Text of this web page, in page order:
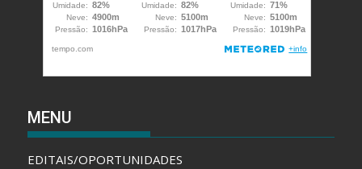
MENU
EDITAIS/OPORTUNIDADES